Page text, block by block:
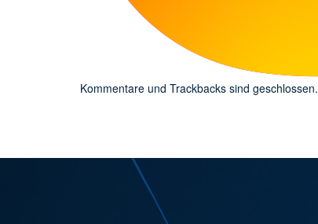
Kommentare und Trackbacks sind geschlossen.